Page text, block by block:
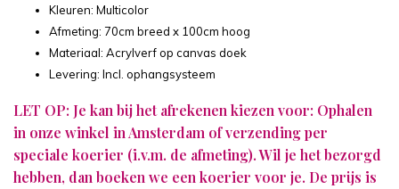
Kleuren: Multicolor
Afmeting: 70cm breed x 100cm hoog
Materiaal: Acrylverf op canvas doek
Levering: Incl. ophangsysteem
LET OP: Je kan bij het afrekenen kiezen voor: Ophalen
in onze winkel in Amsterdam of verzending per
speciale koerier (i.v.m. de afmeting). Wil je het bezorgd
hebben, dan boeken we een koerier voor je. De prijs is